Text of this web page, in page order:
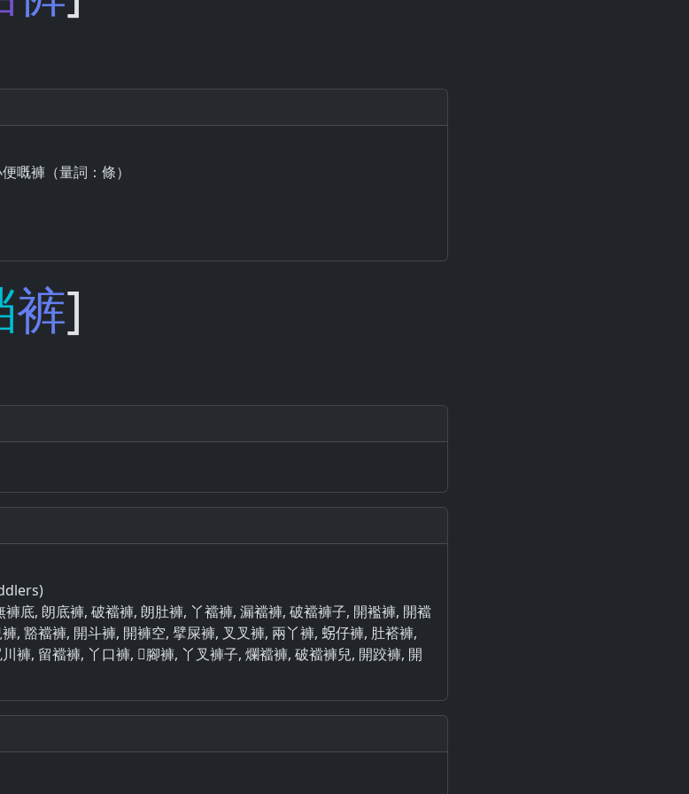
嘅​褲​（​量​詞​：​條​）
裤]
底, 朗底褲, 破襠褲, 朗肚褲, 丫襠褲, 漏襠褲, 破襠褲子, 開襤褲, 開襠
, 豁襠褲, 開斗褲, 開褲空, 擘屎褲, 叉叉褲, 兩丫褲, 𧊅仔褲, 肚褡褲,
褲, 留襠褲, 丫口褲, 𤖼腳褲, 丫叉褲子, 爛襠褲, 破襠褲兒, 開跤褲, 開